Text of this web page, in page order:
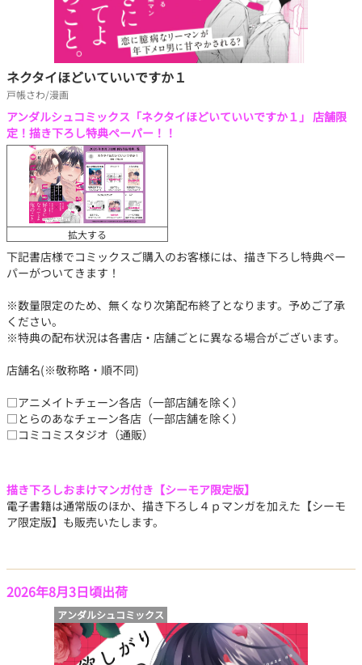
ネクタイほどいていいですか１
戸帳さわ/漫画
アンダルシュコミックス「ネクタイほどいていいですか１」 店舗限
定！描き下ろし特典ペーパー！！
拡大する
下記書店様でコミックスご購入のお客様には、描き下ろし特典ペー
パーがついてきます！
※数量限定のため、無くなり次第配布終了となります。予めご了承
ください。
※特典の配布状況は各書店・店舗ごとに異なる場合がございます。
店舗名(※敬称略・順不同)
□アニメイトチェーン各店（一部店舗を除く）
□とらのあなチェーン各店（一部店舗を除く）
□コミコミスタジオ（通販）
描き下ろしおまけマンガ付き【シーモア限定版】
電子書籍は通常版のほか、描き下ろし４ｐマンガを加えた【シーモ
ア限定版】も販売いたします。
2026年8月3日頃出荷
アンダルシュコミックス